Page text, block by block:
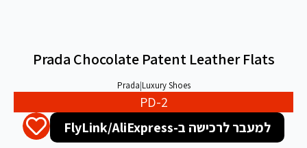
Prada Chocolate Patent Leather Flats
Luxury Shoes
|
Prada
PD-2
למעבר לרכישה ב-FlyLink/AliExpress